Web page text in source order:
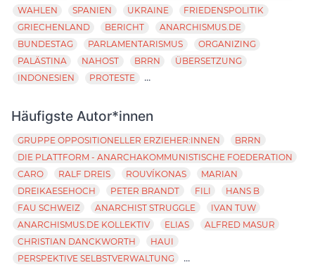
WAHLEN
SPANIEN UKRAINE
FRIEDENSPOLITIK
GRIECHENLAND
BERICHT
ANARCHISMUS.DE
BUNDESTAG
PARLAMENTARISMUS
ORGANIZING
PALÄSTINA
NAHOST BRRN
ÜBERSETZUNG
INDONESIEN
PROTESTE ...
Häufigste Autor*innen
GRUPPE OPPOSITIONELLER ERZIEHER:INNEN
BRRN
DIE PLATTFORM - ANARCHAKOMMUNISTISCHE FOEDERATION
CARO
RALF DREIS ROUVÍKONAS
MARIAN
DREIKAESEHOCH
PETER BRANDT FILI
HANS B
FAU SCHWEIZ
ANARCHIST STRUGGLE
IVAN TUW
ANARCHISMUS.DE KOLLEKTIV
ELIAS
ALFRED MASUR
CHRISTIAN DANCKWORTH
HAUI
PERSPEKTIVE SELBSTVERWALTUNG
...